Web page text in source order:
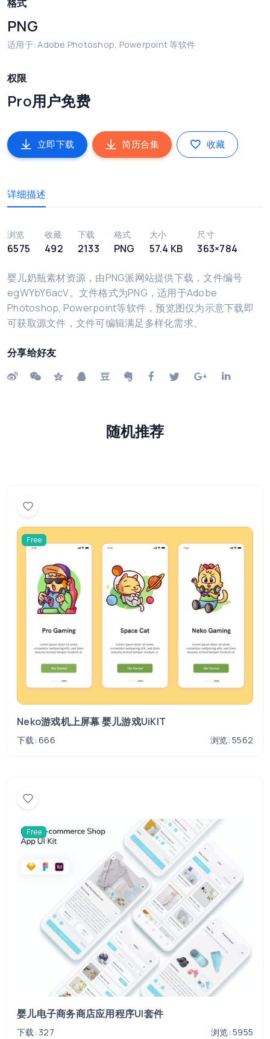
格式
PNG
适用于: Adobe Photoshop, Powerpoint 等软件
权限
Pro用户免费
立即下载 简历合集 收藏
详细描述
浏览
6575
收藏
492
下载
2133
格式
PNG
大小
57.4 KB
尺寸
363×784
婴儿奶瓶素材资源，由PNG派网站提供下载，文件编号
egWYbY6acV。文件格式为PNG，适用于Adobe
Photoshop, Powerpoint等软件，预览图仅为示意下载即
可获取源文件，文件可编辑满足多样化需求。
分享给好友
随机推荐
Free
Neko游戏机上屏幕 婴儿游戏UiKIT
下载: 666 浏览: 5562
Free
婴儿电子商务商店应用程序UI套件
下载: 327 浏览: 5955